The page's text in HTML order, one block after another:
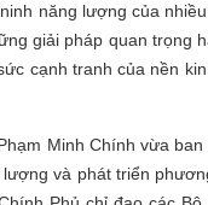
năng lượng của
giải pháp quan trọng
cạnh tranh của nền
Minh Chính vừa
và phát triển